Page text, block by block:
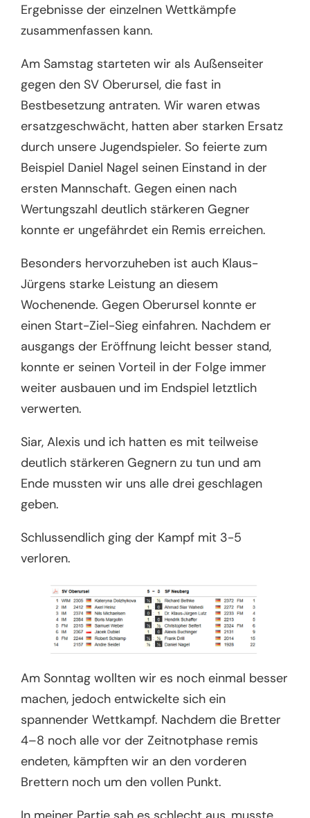
Ergebnisse der einzelnen Wettkämpfe
zusammenfassen kann.
Am Samstag starteten wir als Außenseiter
gegen den SV Oberursel, die fast in
Bestbesetzung antraten. Wir waren etwas
ersatzgeschwächt, hatten aber starken Ersatz
durch unsere Jugendspieler. So feierte zum
Beispiel Daniel Nagel seinen Einstand in der
ersten Mannschaft. Gegen einen nach
Wertungszahl deutlich stärkeren Gegner
konnte er ungefährdet ein Remis erreichen.
Besonders hervorzuheben ist auch Klaus-
Jürgens starke Leistung an diesem
Wochenende. Gegen Oberursel konnte er
einen Start-Ziel-Sieg einfahren. Nachdem er
ausgangs der Eröffnung leicht besser stand,
konnte er seinen Vorteil in der Folge immer
weiter ausbauen und im Endspiel letztlich
verwerten.
Siar, Alexis und ich hatten es mit teilweise
deutlich stärkeren Gegnern zu tun und am
Ende mussten wir uns alle drei geschlagen
geben.
Schlussendlich ging der Kampf mit 3-5
verloren.
Am Sonntag wollten wir es noch einmal besser
machen, jedoch entwickelte sich ein
spannender Wettkampf. Nachdem die Bretter
4–8 noch alle vor der Zeitnotphase remis
endeten, kämpften wir an den vorderen
Brettern noch um den vollen Punkt.